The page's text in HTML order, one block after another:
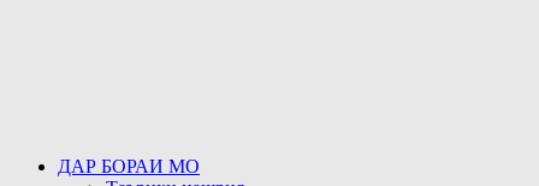
ДАР БОРАИ МО